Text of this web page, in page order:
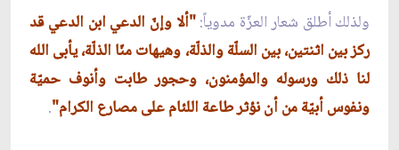
ولذلك أطلق شعار العزّة مدوياً:"ألا وإنّ الدعي ابن الدعي قد
ركز بين اثنتين، بين السلّة والذلّة، وهيهات منّا الذلّة، يأبى الله
لنا ذلك ورسوله والمؤمنون، وحجور طابت وأنوف حميّة
ونفوس أبيّة من أن نؤثر طاعة اللئام على مصارع الكرام".